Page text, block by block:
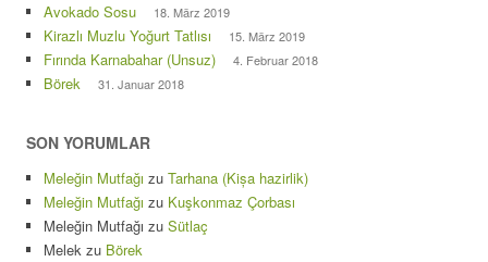
Avokado Sosu 18. März 2019
Kirazlı Muzlu Yoğurt Tatlısı 15. März 2019
Fırında Karnabahar (Unsuz) 4. Februar 2018
Börek 31. Januar 2018
SON YORUMLAR
Meleğin Mutfağı zu Tarhana (Kișa hazirlik)
Meleğin Mutfağı zu Kuşkonmaz Çorbası
Meleğin Mutfağı zu Sütlaç
Melek zu Börek